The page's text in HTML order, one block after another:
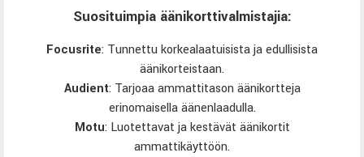
Suosituimpia äänikorttivalmistajia:
Focusrite: Tunnettu korkealaatuisista ja edullisista
äänikorteistaan.
Audient: Tarjoaa ammattitason äänikortteja
erinomaisella äänenlaadulla.
Motu: Luotettavat ja kestävät äänikortit
ammattikäyttöön.